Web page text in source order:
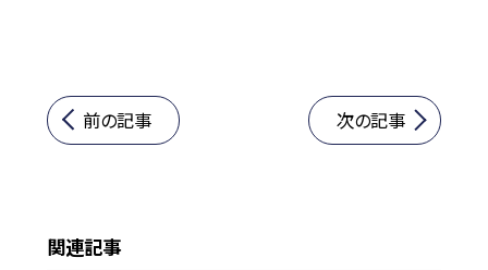
前の記事 次の記事
関連記事